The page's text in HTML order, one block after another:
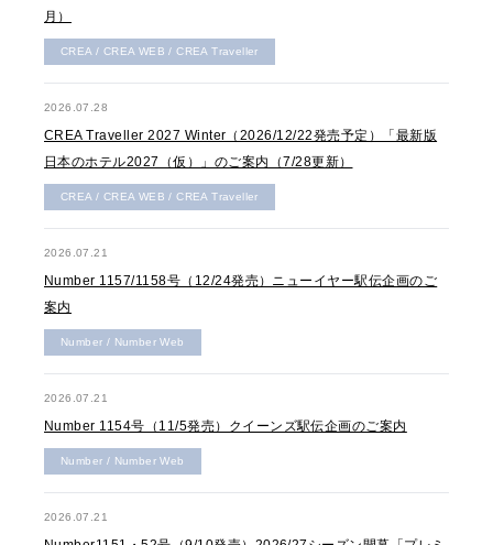
月）
CREA / CREA WEB / CREA Traveller
2026.07.28
CREA Traveller 2027 Winter（2026/12/22発売予定）「最新版
日本のホテル2027（仮）」のご案内（7/28更新）
CREA / CREA WEB / CREA Traveller
2026.07.21
Number 1157/1158号（12/24発売）ニューイヤー駅伝企画のご
案内
Number / Number Web
2026.07.21
Number 1154号（11/5発売）クイーンズ駅伝企画のご案内
Number / Number Web
2026.07.21